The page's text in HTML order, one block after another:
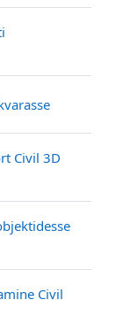
Link/URL
Civil 3D
Civil